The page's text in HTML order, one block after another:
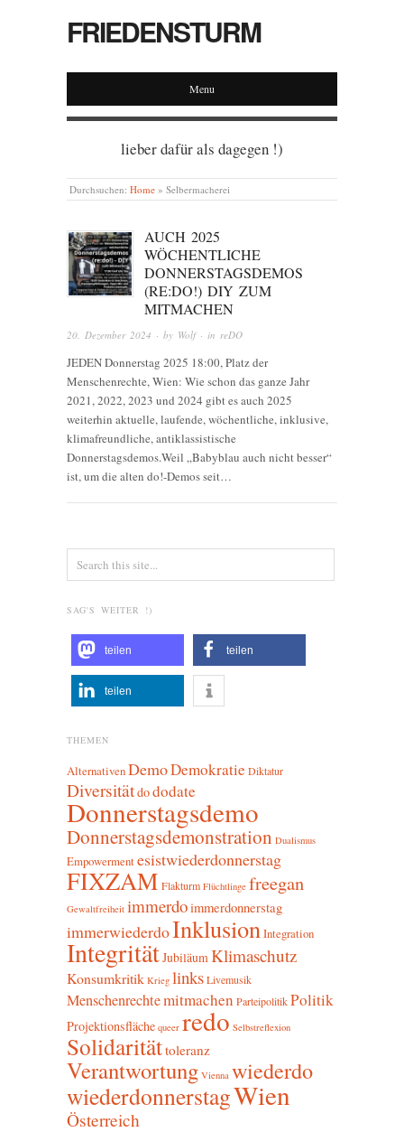
FRIEDENSTURM
Menu
lieber dafür als dagegen !)
Durchsuchen: Home » Selbermacherei
AUCH 2025
WÖCHENTLICHE
DONNERSTAGSDEMOS
(RE:DO!) DIY ZUM
MITMACHEN
20. Dezember 2024 · by Wolf· in reDO
JEDEN Donnerstag 2025 18:00, Platz der
Menschenrechte, Wien: Wie schon das ganze Jahr
2021, 2022, 2023 und 2024 gibt es auch 2025
weiterhin aktuelle, laufende, wöchentliche, inklusive,
klimafreundliche, antiklassistische
Donnerstagsdemos.Weil „Babyblau auch nicht besser“
ist, um die alten do!-Demos seit…
SAG'S WEITER !)
teilen teilen
teilen
THEMEN
AlternativenDemoDemokratie Diktatur
Diversitätdododate
Donnerstagsdemo
Donnerstagsdemonstration Dualismus
Empowermentesistwiederdonnerstag
FIXZAM Flakturm Flüchtlinge freegan
Gewaltfreiheit immerdoimmerdonnerstag
immerwiederdoInklusion Integration
IntegritätJubiläum Klimaschutz
Konsumkritik Krieg linksLivemusik
Menschenrechtemitmachen ParteipolitikPolitik
Projektionsfläche queer redo Selbstreflexion
Solidaritättoleranz
Verantwortung Vienna wiederdo
wiederdonnerstagWien
Österreich